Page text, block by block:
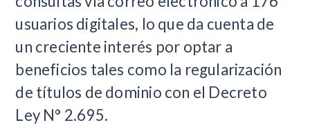
usuarios digitales, lo que da cuenta de
un creciente interés por optar a
beneficios tales como la regularización
de títulos de dominio con el Decreto
Ley N° 2.695.